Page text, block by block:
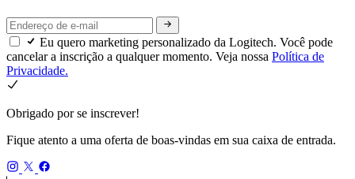
Eu quero marketing personalizado da Logitech. Você pode
cancelar a inscrição a qualquer momento. Veja nossa Política de
Privacidade.
Obrigado por se inscrever!
Fique atento a uma oferta de boas-vindas em sua caixa de entrada.